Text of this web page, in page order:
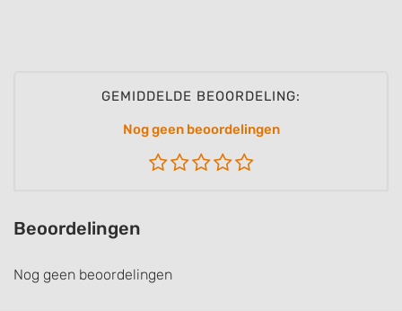
GEMIDDELDE BEOORDELING:
Nog geen beoordelingen
Beoordelingen
Nog geen beoordelingen